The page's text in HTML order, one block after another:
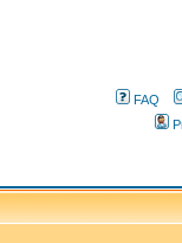
FAQ